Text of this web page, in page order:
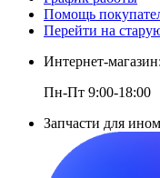
Помощь
Перейти на
Интернет-магазин:
Пн-Пт 9:00-18:00
Запчасти для